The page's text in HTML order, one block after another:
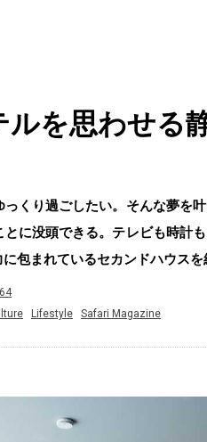
を思わせる
くり過ごしたい。そんな夢を
に没頭できる。テレビも時計
包まれているセカンドハウスを
Lifestyle Safari Magazine